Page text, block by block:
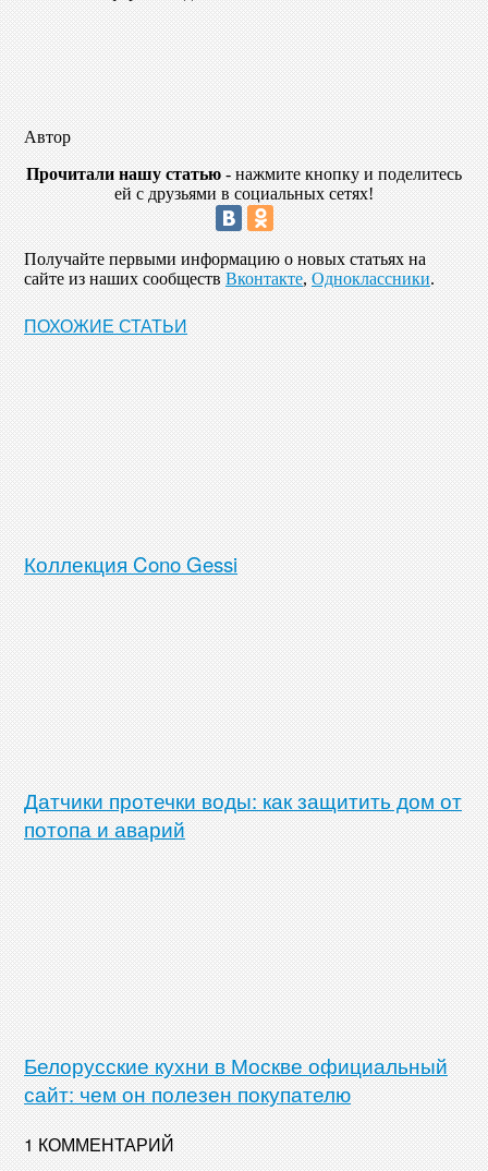
Автор
Прочитали нашу статью - нажмите кнопку и поделитесь
ей с друзьями в социальных сетях!
Получайте первыми информацию о новых статьях на
сайте из наших сообществ Вконтакте, Одноклассники.
ПОХОЖИЕ СТАТЬИ
Коллекция Cono Gessi
Датчики протечки воды: как защитить дом от
потопа и аварий
Белорусские кухни в Москве официальный
сайт: чем он полезен покупателю
1 КОММЕНТАРИЙ